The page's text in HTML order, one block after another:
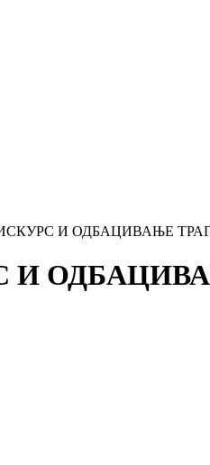
И ОДБАЦИВАЊЕ